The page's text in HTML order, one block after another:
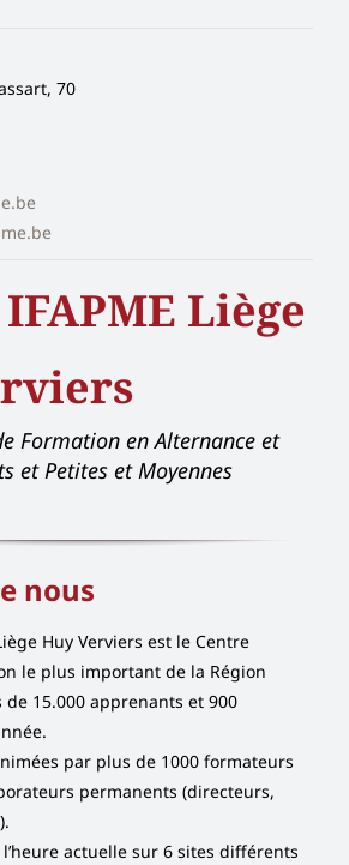
70
Liège
Formation en Alternance et
et Petites et Moyennes
nous
Huy Verviers est le Centre
le plus important de la Région
15.000 apprenants et 900
par plus de 1000 formateurs
permanents (directeurs,
l’heure actuelle sur 6 sites différents